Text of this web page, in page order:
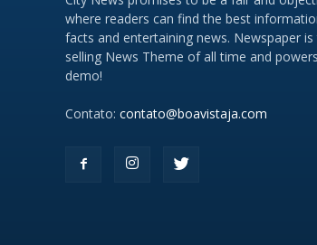
where readers can find the best
facts and entertaining news. Newspaper
selling News Theme of all time and
demo!
Contato: contato@boavistaja.com